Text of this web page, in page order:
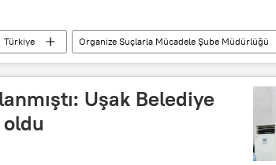
Türkiye
Organize Suçlarla Mücadele Şube Müdürlüğü
Yolsuzluk soruşturması
Uşak Belediye